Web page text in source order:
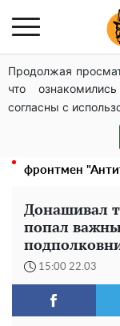
Продолжая
что
согласны с
Может ли
входа в
Голая Елена
отвисать
фронтмен
Донашивал
попал
15:00 22.03